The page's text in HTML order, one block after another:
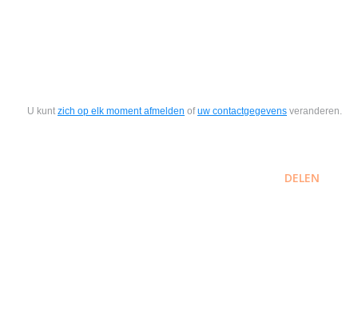
U kunt zich op elk moment afmelden ofuw contactgegevens veranderen.
DELEN